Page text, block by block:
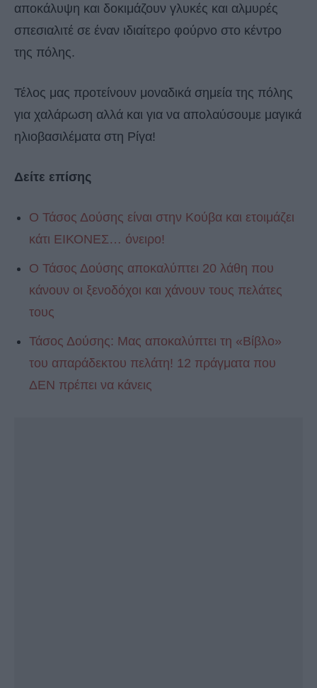
αποκάλυψη και δοκιμάζουν γλυκές και αλμυρές
σπεσιαλιτέ σε έναν ιδιαίτερο φούρνο στο κέντρο
της πόλης.
Τέλος μας προτείνουν μοναδικά σημεία της πόλης
για χαλάρωση αλλά και για να απολαύσουμε μαγικά
ηλιοβασιλέματα στη Ρίγα!
Δείτε επίσης
Ο Τάσος Δούσης είναι στην Κούβα και ετοιμάζει
κάτι ΕΙΚΟΝΕΣ… όνειρο!
Ο Τάσος Δούσης αποκαλύπτει 20 λάθη που
κάνουν οι ξενοδόχοι και χάνουν τους πελάτες
τους
Τάσος Δούσης: Μας αποκαλύπτει τη «Βίβλο»
του απαράδεκτου πελάτη! 12 πράγματα που
ΔΕΝ πρέπει να κάνεις